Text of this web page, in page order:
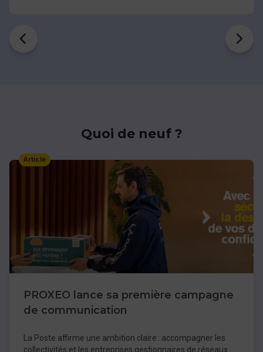
Quoi de neuf ?
Article
PROXEO lance sa première campagne
de communication
La Poste affirme une ambition claire : accompagner les
collectivités et les entreprises gestionnaires de réseaux